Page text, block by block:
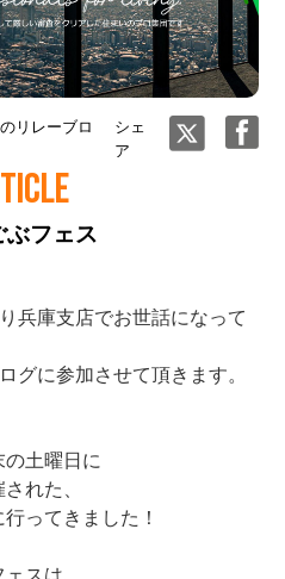
リレーブロ
シェ
ア
ぶフェス